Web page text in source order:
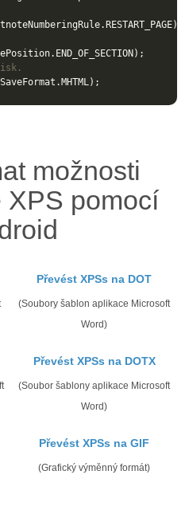
. RESTART_PAGE);
. END_OF_SECTION );
SaveFormat . MHTML);
možnosti
XPS pomocí
Převést XPSs na DOT
(Soubory šablon aplikace Microsoft
Word)
Převést XPSs na DOTX
(Soubor šablony aplikace Microsoft
Word)
Převést XPSs na GIF
(Grafický výměnný formát)